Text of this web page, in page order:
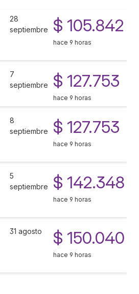
28
septiembre
$ 105.842
hace 9 horas
7
septiembre
$ 127.753
hace 9 horas
8
septiembre
$ 127.753
hace 9 horas
5
septiembre
$ 142.348
hace 9 horas
31 agosto $ 150.040
hace 9 horas